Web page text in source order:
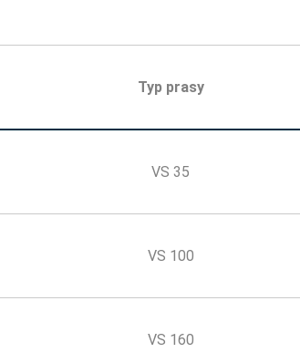
Typ prasy
VS 35
VS 100
VS 160